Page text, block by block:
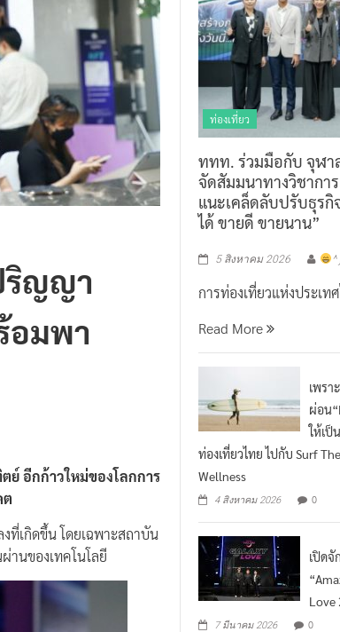
ริญญา
อมพา
ย์ อีกก้าวใหม่ของโลกการ
ต
ที่เกิดขึ้น โดยเฉพาะสถาบัน
นของเทคโนโลยี
ท่องเที่ยว
ททท. ร่วมมือกับ จุฬา
จัดสัมมนาทางวิชากา
แนะเคล็ดลับปรับธุรกิ
ได้ ขายดี ขายนาน”
5 สิงหาคม 2026 ^
การท่องเที่ยวแห่งประเท
Read More
เพรา
ผ่อน
ให้เป็
ท่องเที่ยวไทย ไปกับ Surf
Wellness
4 สิงหาคม 2026 0
เปิดจั
Love
7 มีนาคม 2026 0